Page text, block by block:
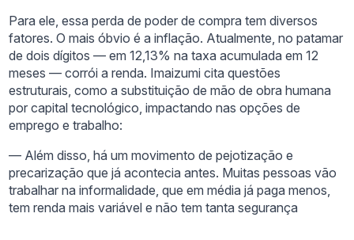
Para ele, essa perda de poder de compra tem diversos
fatores. O mais óbvio é a inflação. Atualmente, no patamar
de dois dígitos — em 12,13% na taxa acumulada em 12
meses — corrói a renda. Imaizumi cita questões
estruturais, como a substituição de mão de obra humana
por capital tecnológico, impactando nas opções de
emprego e trabalho:
— Além disso, há um movimento de pejotização e
precarização que já acontecia antes. Muitas pessoas vão
trabalhar na informalidade, que em média já paga menos,
tem renda mais variável e não tem tanta segurança